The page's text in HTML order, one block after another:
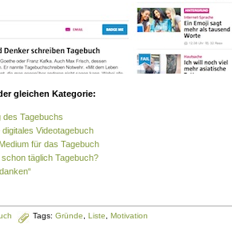
gleichen Kategorie:
des Tagebuchs
Videotagebuch
für das Tagebuch
täglich Tagebuch?
Tags: Gründe Liste Motivation